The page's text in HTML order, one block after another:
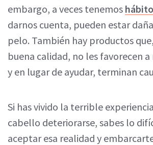
embargo, a veces tenemos
darnos cuenta, pueden estar
pelo. También hay productos
buena calidad, no les favorecen
y en lugar de ayudar, terminan
Si has vivido la terrible
cabello deteriorarse, sabes lo
aceptar esa realidad y